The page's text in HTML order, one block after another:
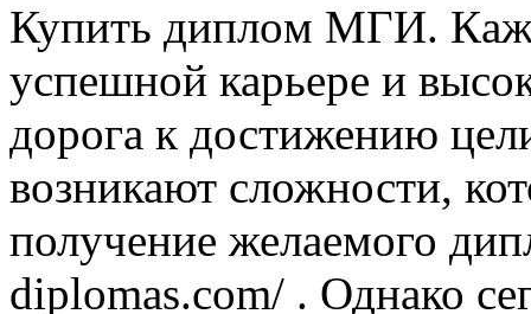
Купить диплoм МГИ.
успешной карьере и
дорога к достижению
возникают сложности,
получение желаемого
diplomas.com/ . Однако